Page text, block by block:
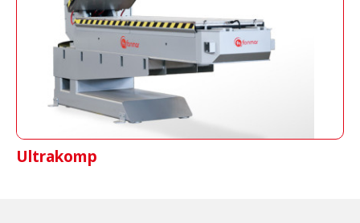
Ultrakomp